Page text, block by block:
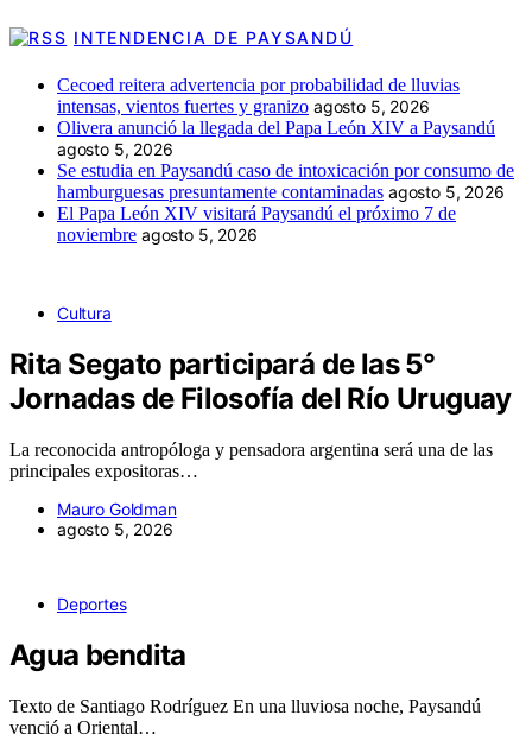
INTENDENCIA DE PAYSANDÚ
Cecoed reitera advertencia por probabilidad de lluvias
intensas, vientos fuertes y granizo agosto 5, 2026
Olivera anunció la llegada del Papa León XIV a Paysandú
agosto 5, 2026
Se estudia en Paysandú caso de intoxicación por consumo de
hamburguesas presuntamente contaminadas agosto 5, 2026
El Papa León XIV visitará Paysandú el próximo 7 de
noviembre agosto 5, 2026
Cultura
Rita Segato participará de las 5°
Jornadas de Filosofía del Río Uruguay
La reconocida antropóloga y pensadora argentina será una de las
principales expositoras…
Mauro Goldman
agosto 5, 2026
Deportes
Agua bendita
Texto de Santiago Rodríguez En una lluviosa noche, Paysandú
venció a Oriental…